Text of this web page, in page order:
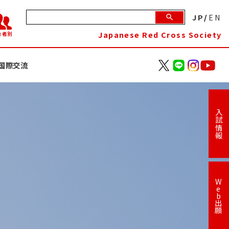
者別
JP/ EN
Japanese Red Cross Society
際交流
入試情報
W
e
b
出
願